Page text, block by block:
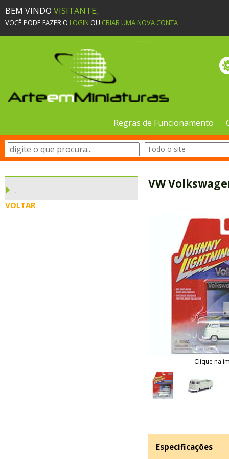
BEM VINDO VISITANTE,
VOCÊ PODE FAZER O LOGIN OU CRIAR UMA NOVA CONTA
Regras de Funcionamento
.
VOLTAR
VW
Clique na
Especificações